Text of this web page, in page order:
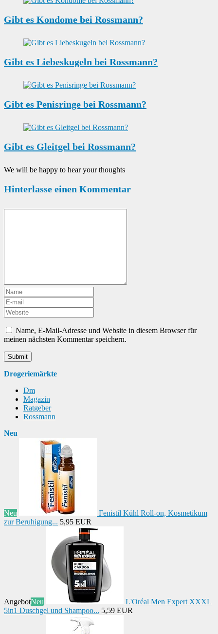
Gibt es Kondome bei Rossmann?
Gibt es Liebeskugeln bei Rossmann?
Gibt es Penisringe bei Rossmann?
Gibt es Gleitgel bei Rossmann?
We will be happy to hear your thoughts
Hinterlasse einen Kommentar
Name, E-Mail-Adresse und Website in diesem Browser für
meinen nächsten Kommentar speichern.
Drogeriemärkte
Dm
Magazin
Ratgeber
Rossmann
Neu
Neu
Fenistil Kühl Roll-on, Kosmetikum
zur Beruhigung... 5,95 EUR
AngebotNeu
L'Oréal Men Expert XXXL
5in1 Duschgel und Shampoo... 5,59 EUR